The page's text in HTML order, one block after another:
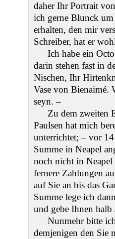
daher Ihr Portrait
ich gerne Blunck
erhalten, den mir
Schreiber, hat er
Ich habe ein
darin stehen fast in
Nischen, Ihr
Vase von Bienaimé.
seyn. –
Zu dem zweiten
Paulsen hat mich
unterrichtet; – vor
Summe in Neapel
noch nicht in
fernere Zahlungen
auf Sie an bis das
Summe lege ich
und gebe Ihnen halb
Nunmehr bitte
demjenigen den Sie